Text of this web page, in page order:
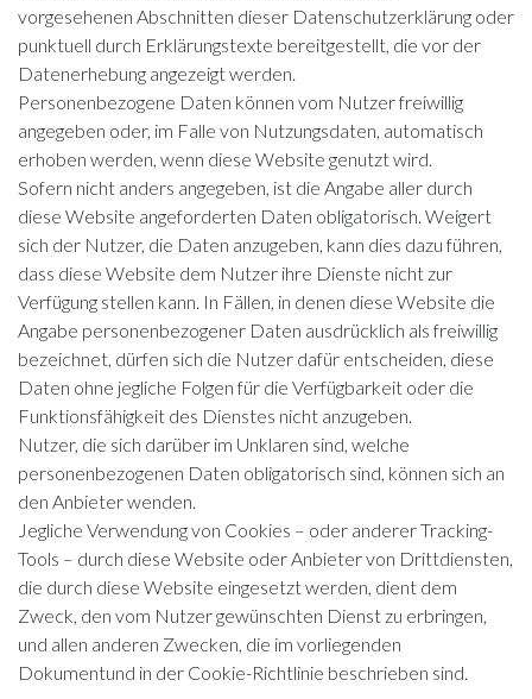
vorgesehenen Abschnitten dieser Datenschutzerklärung oder
punktuell durch Erklärungstexte bereitgestellt, die vor der
Datenerhebung angezeigt werden.
Personenbezogene Daten können vom Nutzer freiwillig
angegeben oder, im Falle von Nutzungsdaten, automatisch
erhoben werden, wenn diese Website genutzt wird.
Sofern nicht anders angegeben, ist die Angabe aller durch
diese Website angeforderten Daten obligatorisch. Weigert
sich der Nutzer, die Daten anzugeben, kann dies dazu führen,
dass diese Website dem Nutzer ihre Dienste nicht zur
Verfügung stellen kann. In Fällen, in denen diese Website die
Angabe personenbezogener Daten ausdrücklich als freiwillig
bezeichnet, dürfen sich die Nutzer dafür entscheiden, diese
Daten ohne jegliche Folgen für die Verfügbarkeit oder die
Funktionsfähigkeit des Dienstes nicht anzugeben.
Nutzer, die sich darüber im Unklaren sind, welche
personenbezogenen Daten obligatorisch sind, können sich an
den Anbieter wenden.
Jegliche Verwendung von Cookies – oder anderer Tracking-
Tools – durch diese Website oder Anbieter von Drittdiensten,
die durch diese Website eingesetzt werden, dient dem
Zweck, den vom Nutzer gewünschten Dienst zu erbringen,
und allen anderen Zwecken, die im vorliegenden
Dokumentund in der Cookie-Richtlinie beschrieben sind.